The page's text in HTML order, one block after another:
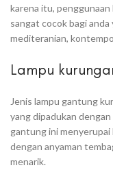
karena itu,
sangat cocok bagi
mediteranian,
Lampu
Jenis lampu gantung
yang dipadukan
gantung ini
dengan anyaman
menarik.